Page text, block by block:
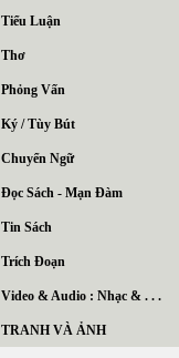
Tiểu Luận
Thơ
Phỏng Vấn
Ký / Tùy Bút
Chuyển Ngữ
Đọc Sách - Mạn Đàm
Tin Sách
Trích Đoạn
Video & Audio : Nhạc & . . .
TRANH VÀ ẢNH